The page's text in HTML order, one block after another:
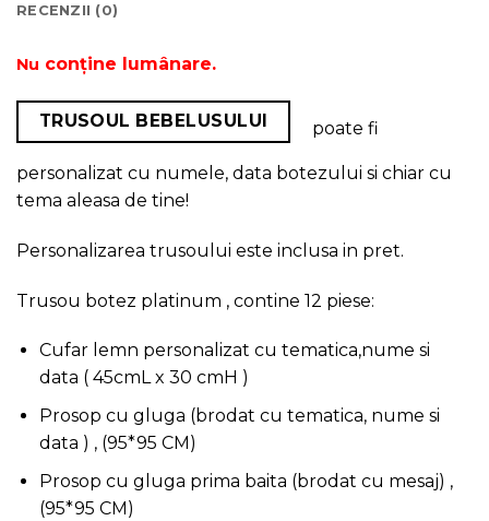
RECENZII (0)
Nu conține lumânare.
TRUSOUL BEBELUSULUI poate fi
personalizat cu numele, data botezului si chiar cu
tema aleasa de tine!
Personalizarea trusoului este inclusa in pret.
Trusou botez platinum , contine 12 piese:
Cufar lemn personalizat cu tematica,nume si
data ( 45cmL x 30 cmH )
Prosop cu gluga (brodat cu tematica, nume si
data ) , (95*95 CM)
Prosop cu gluga prima baita (brodat cu mesaj) ,
(95*95 CM)